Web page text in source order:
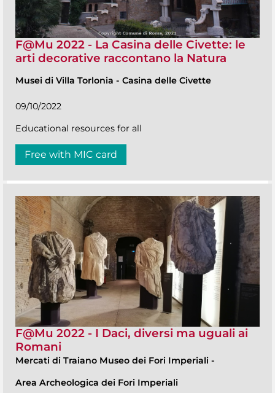
F@Mu 2022 - La Casina delle Civette: le
arti decorative raccontano la Natura
Musei di Villa Torlonia - Casina delle Civette
09/10/2022
Educational resources for all
Free with MIC card
F@Mu 2022 - I Daci, diversi ma uguali ai
Romani
Mercati di Traiano Museo dei Fori Imperiali -
Area Archeologica dei Fori Imperiali